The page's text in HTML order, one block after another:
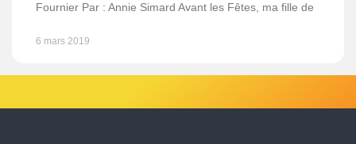
Fournier Par : Annie Simard Avant les Fêtes, ma fille de
6 mars 2019